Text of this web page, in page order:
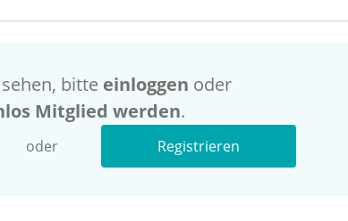
bitte einloggen oder
Mitglied werden.
oder Registrieren